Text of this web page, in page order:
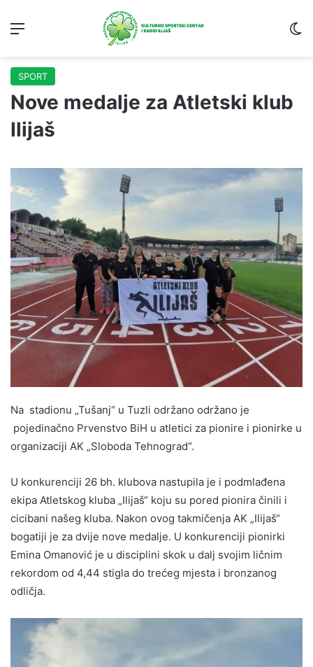
SPORT
Nove medalje za Atletski klub
Ilijaš
Na stadionu „Tušanj“ u Tuzli održano održano je
pojedinačno Prvenstvo BiH u atletici za pionire i pionirke u
organizaciji AK „Sloboda Tehnograd“.
U konkurenciji 26 bh. klubova nastupila je i podmlađena
ekipa Atletskog kluba „Ilijaš“ koju su pored pionira činili i
cicibani našeg kluba. Nakon ovog takmičenja AK „Ilijaš“
bogatiji je za dvije nove medalje. U konkurenciji pionirki
Emina Omanović je u disciplini skok u dalj svojim ličnim
rekordom od 4,44 stigla do trećeg mjesta i bronzanog
odličja.